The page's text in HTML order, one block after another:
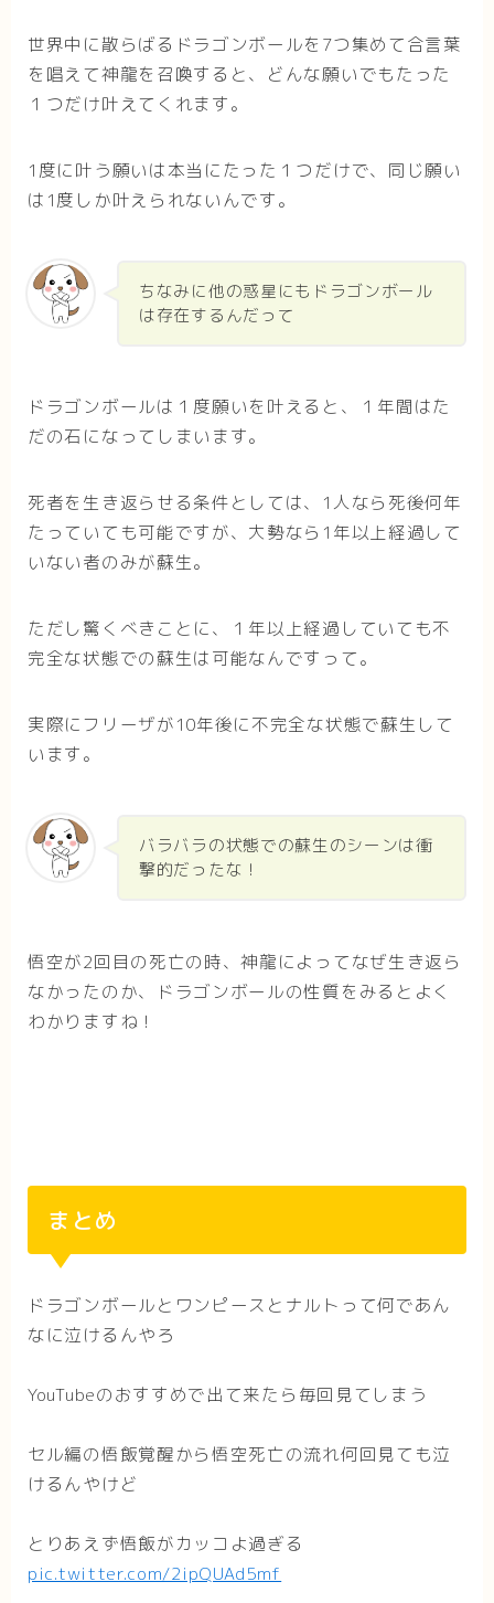
世界中に散らばるドラゴンボールを7つ集めて合言葉
を唱えて神龍を召喚すると、どんな願いでもたった
１つだけ叶えてくれます。
1度に叶う願いは本当にたった１つだけで、同じ願い
は1度しか叶えられないんです。
ちなみに他の惑星にもドラゴンボール
は存在するんだって
ドラゴンボールは１度願いを叶えると、１年間はた
だの石になってしまいます。
死者を生き返らせる条件としては、1人なら死後何年
たっていても可能ですが、大勢なら1年以上経過して
いない者のみが蘇生。
ただし驚くべきことに、１年以上経過していても不
完全な状態での蘇生は可能なんですって。
実際にフリーザが10年後に不完全な状態で蘇生して
います。
バラバラの状態での蘇生のシーンは衝
撃的だったな！
悟空が2回目の死亡の時、神龍によってなぜ生き返ら
なかったのか、ドラゴンボールの性質をみるとよく
わかりますね！
まとめ
ドラゴンボールとワンピースとナルトって何であん
なに泣けるんやろ
YouTubeのおすすめで出て来たら毎回見てしまう
セル編の悟飯覚醒から悟空死亡の流れ何回見ても泣
けるんやけど
とりあえず悟飯がカッコよ過ぎる
pic.twitter.com/2ipQUAd5mf